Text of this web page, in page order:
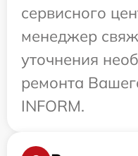
сервисного
менеджер
уточнения
ремонта
INFORM.